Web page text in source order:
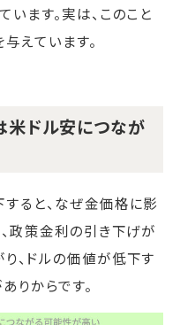
ます。実は、このこと
えています。
ドル安につなが
ると、なぜ金価格に影
政策金利の引き下げが
、ドルの価値が低下す
りからです。